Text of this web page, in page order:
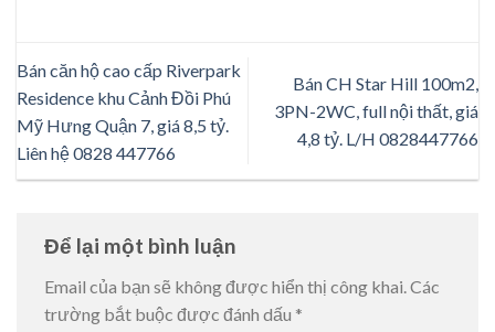
Bán căn hộ cao cấp Riverpark
Residence khu Cảnh Đồi Phú
Mỹ Hưng Quận 7, giá 8,5 tỷ.
Liên hệ 0828 447766
Bán CH Star Hill 100m2,
3PN-2WC, full nội thất, giá
4,8 tỷ. L/H 0828447766
Để lại một bình luận
Email của bạn sẽ không được hiển thị công khai.Các
trường bắt buộc được đánh dấu *